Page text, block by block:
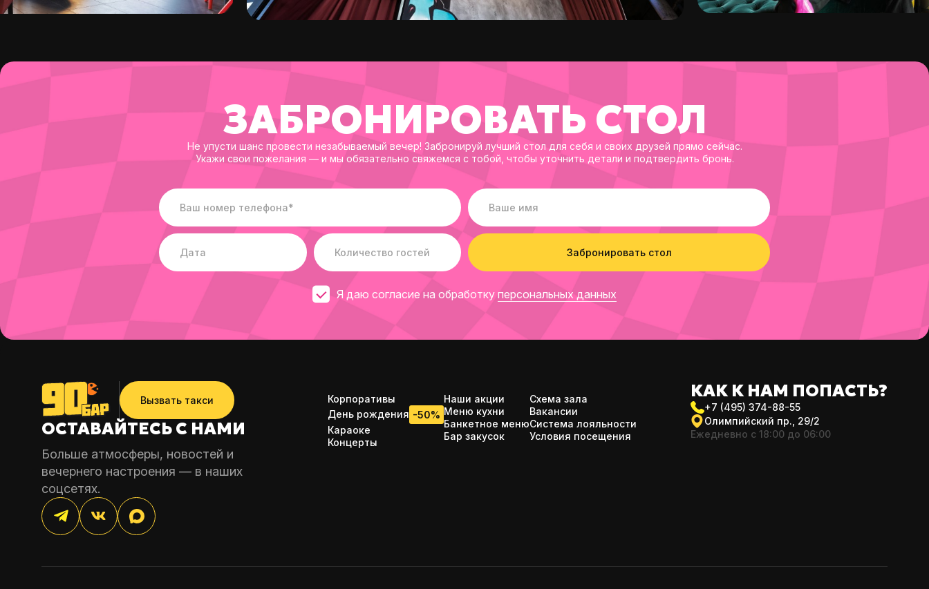
ЗАБРОНИРОВАТЬ СТОЛ
Не упусти шанс провести незабываемый вечер! Забронируй лучший стол для себя и своих друзей прямо сейчас.
Укажи свои пожелания — и мы обязательно свяжемся с тобой, чтобы уточнить детали и подтвердить бронь.
Забронировать стол
Я даю согласие на обработку персональных данных
Вызвать такси
ОСТАВАЙТЕСЬ С НАМИ
Больше атмосферы, новостей и
вечернего настроения — в наших
соцсетях.
Корпоративы
День рождения -50%
Караоке
Концерты
Наши акции
Меню кухни
Банкетное меню
Бар закусок
Схема зала
Вакансии
Система лояльности
Условия посещения
КАК К НАМ ПОПАСТЬ?
+7 (495) 374-88-55
Олимпийский пр., 29/2
Ежедневно с 18:00 до 06:00